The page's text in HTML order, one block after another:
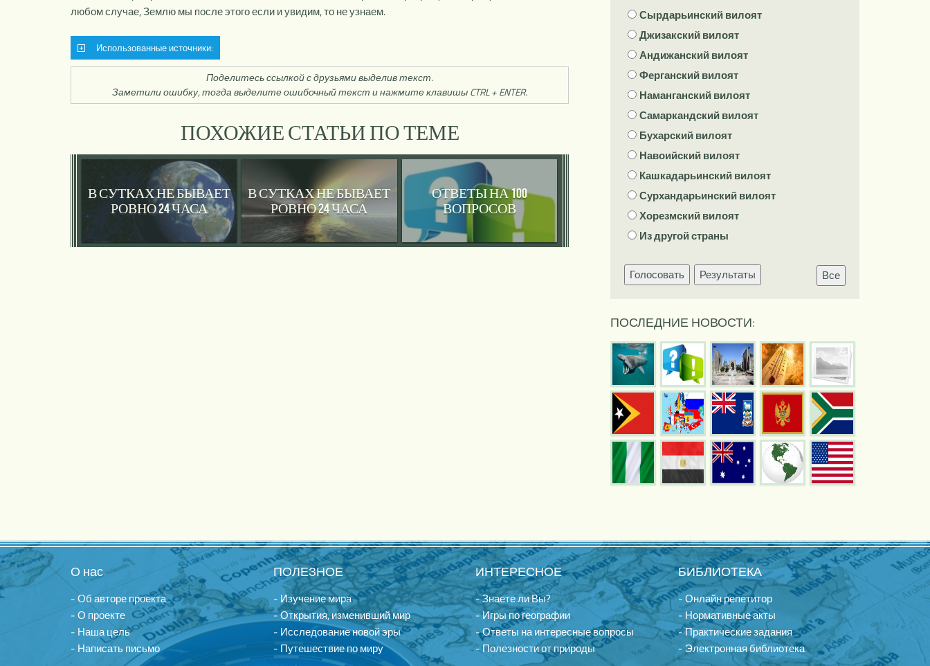
любом случае, Землю мы после этого если и увидим, то не узнаем.
Использованные источники:
Поделитесь ссылкой с друзьями выделив текст.
Заметили ошибку, тогда выделите ошибочный текст и нажмите клавишы CTRL + ENTER.
ПОХОЖИЕ СТАТЬИ ПО ТЕМЕ
В СУТКАХ НЕ БЫВАЕТ
РОВНО 24 ЧАСА
В СУТКАХ НЕ БЫВАЕТ
РОВНО 24 ЧАСА
ОТВЕТЫ НА 100
ВОПРОСОВ
Сырдарьинский вилоят
Джизакский вилоят
Андижанский вилоят
Ферганский вилоят
Наманганский вилоят
Самаркандский вилоят
Бухарский вилоят
Навоийский вилоят
Кашкадарьинский вилоят
Сурхандарьинский вилоят
Хорезмский вилоят
Из другой страны
Голосовать Результаты Все
ПОСЛЕДНИЕ НОВОСТИ:
О нас
- Об авторе проекта
- О проекте
- Наша цель
- Написать письмо
ПОЛЕЗНОЕ
- Изучение мира
- Открытия, изменивший мир
- Исследование новой эры
- Путешествие по миру
ИНТЕРЕСНОЕ
- Знаете ли Вы?
- Игры по географии
- Ответы на интересные вопросы
- Полезности от природы
БИБЛИОТЕКА
- Онлайн репетитор
- Нормативные акты
- Практические задания
- Электронная библиотека